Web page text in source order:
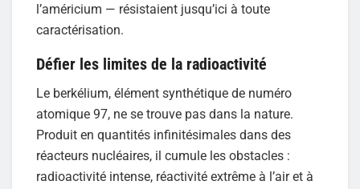
l’américium — résistaient jusqu’ici à toute
caractérisation.
Défier les limites de la radioactivité
Le berkélium, élément synthétique de numéro
atomique 97, ne se trouve pas dans la nature.
Produit en quantités infinitésimales dans des
réacteurs nucléaires, il cumule les obstacles :
radioactivité intense, réactivité extrême à l’air et à